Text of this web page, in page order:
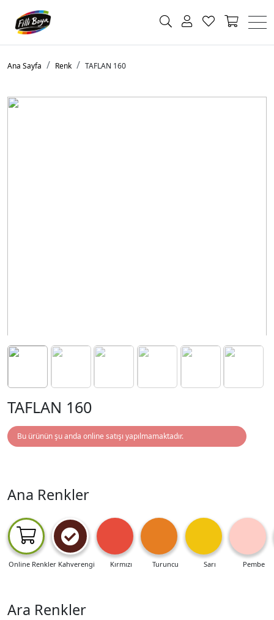
Ana Sayfa Renk TAFLAN 160
TAFLAN 160
Bu ürünün şu anda online satışı yapılmamaktadır.
Ana Renkler
Online Renkler Kahverengi Kırmızı Turuncu Sarı Pembe
Ara Renkler